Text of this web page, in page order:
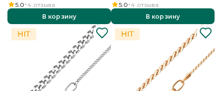
«Панцирное»)
5.0 4 отзыва
В корзину
«Панцирное»)
5.0 4 отзыва
В корзину